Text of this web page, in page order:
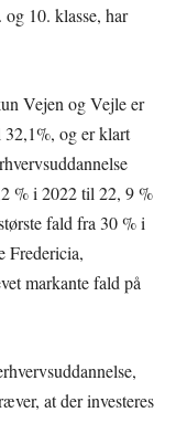
10. klasse, har
Vejen og Vejle er
32,1%, og er klart
% i 2022 til 22, 9 %
fald fra 30 % i
Fredericia,
markante fald på
at der investeres